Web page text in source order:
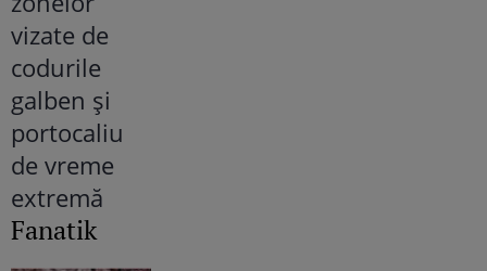
Fanatik